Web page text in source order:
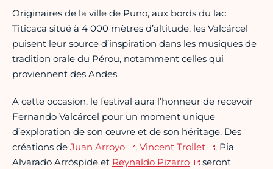
Originaires de la ville de Puno, aux bords du lac
Titicaca situé à 4 000 mètres d’altitude, les Valcárcel
puisent leur source d’inspiration dans les musiques de
tradition orale du Pérou, notamment celles qui
proviennent des Andes.
A cette occasion, le festival aura l’honneur de recevoir
Fernando Valcárcel pour un moment unique
d’exploration de son œuvre et de son héritage. Des
créations de Juan Arroyo , Vincent Trollet
, Pia
Alvarado Arróspide et Reynaldo Pizarro
seront